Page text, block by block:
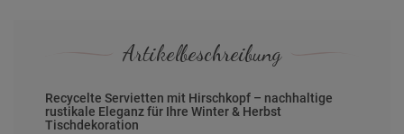
Artikelbeschreibung
Recycelte Servietten mit Hirschkopf – nachhaltige
rustikale Eleganz für Ihre Winter & Herbst
Tischdekoration